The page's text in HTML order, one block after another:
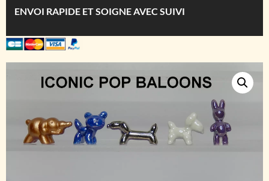
ENVOI RAPIDE ET SOIGNE AVEC SUIVI